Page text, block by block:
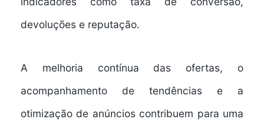
devoluções e reputação.
A melhoria contínua das ofertas, o
acompanhamento de tendências e a
otimização de anúncios contribuem para uma